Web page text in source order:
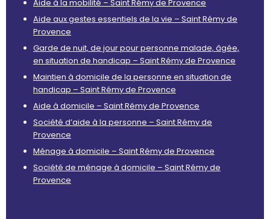
Aide à la mobilité – Saint Rémy de Provence
Aide aux gestes essentiels de la vie – Saint Rémy de
Provence
Garde de nuit, de jour pour personne malade, âgée,
en situation de handicap – Saint Rémy de Provence
Maintien à domicile de la personne en situation de
handicap – Saint Rémy de Provence
Aide à domicile – Saint Rémy de Provence
Société d’aide à la personne – Saint Rémy de
Provence
Ménage à domicile – Saint Rémy de Provence
Société de ménage à domicile – Saint Rémy de
Provence